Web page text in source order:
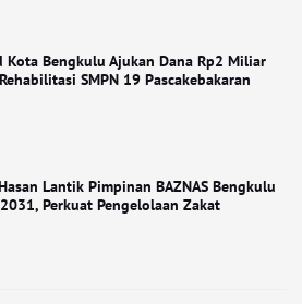
Kota Bengkulu Ajukan Dana Rp2 Miliar
SMPN 19 Pascakebakaran
Lantik Pimpinan BAZNAS Bengkulu
Perkuat Pengelolaan Zakat